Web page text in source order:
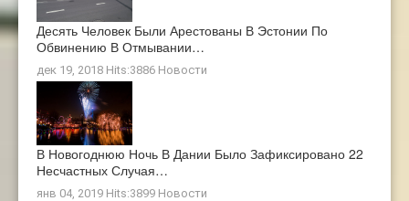
Десять Человек Были Арестованы В Эстонии По
Обвинению В Отмывании…
дек 19, 2018 Hits:3886 Новости
В Новогоднюю Ночь В Дании Было Зафиксировано 22
Несчастных Случая…
янв 04, 2019 Hits:3899 Новости